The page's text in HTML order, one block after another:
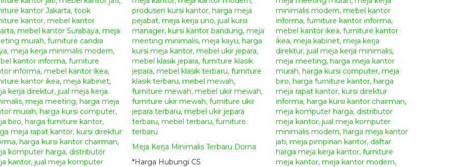
Bahan Baku Utama :Kayu Jati Grade A
Aplikasi Finishing :Natural Kombinasi(Sesuai Permintaan)
UkuranMeja Kerja Eksekutif Jati Winston:
panjang : 200 cm
Lebar : 90 cm
Tinggi : 75 cm
Cara Pemesanan Dan Pembelian ProdukGiandra Furniture
Silahkan menghubungi kontak kami yang sudah tertera di bagian atas dan bawah pada website kami
ini, kami sudah menyediakan beberapa metode pemesanan dan pembayaran untuk memudahkan
anda dalam mendapatkan produk mebel jepara yang anda inginkan.
Meja Kerja Minimalis Terbaru Dorna
*Harga Hubungi CS